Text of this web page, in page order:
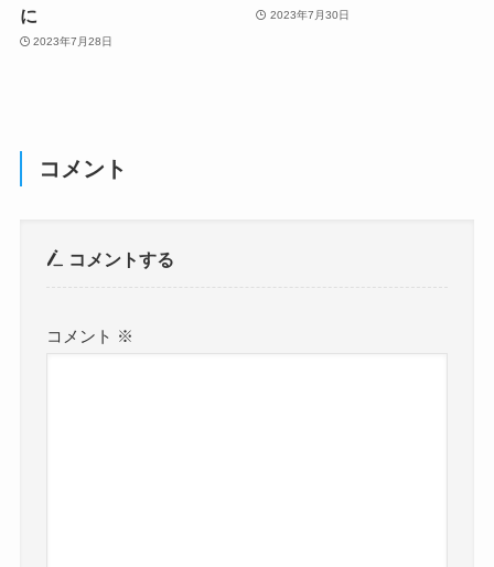
に
2023年7月28日
2023年7月30日
コメント
コメントする
コメント ※